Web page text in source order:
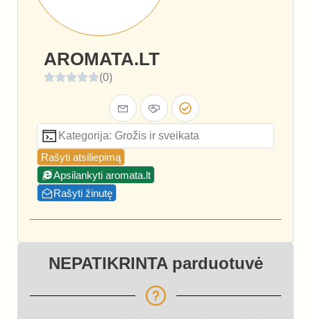
AROMATA.LT
(0)
Kategorija: Grožis ir sveikata
Rašyti atsiliepimą
Apsilankyti aromata.lt
Rašyti žinutę
NEPATIKRINTA parduotuvė